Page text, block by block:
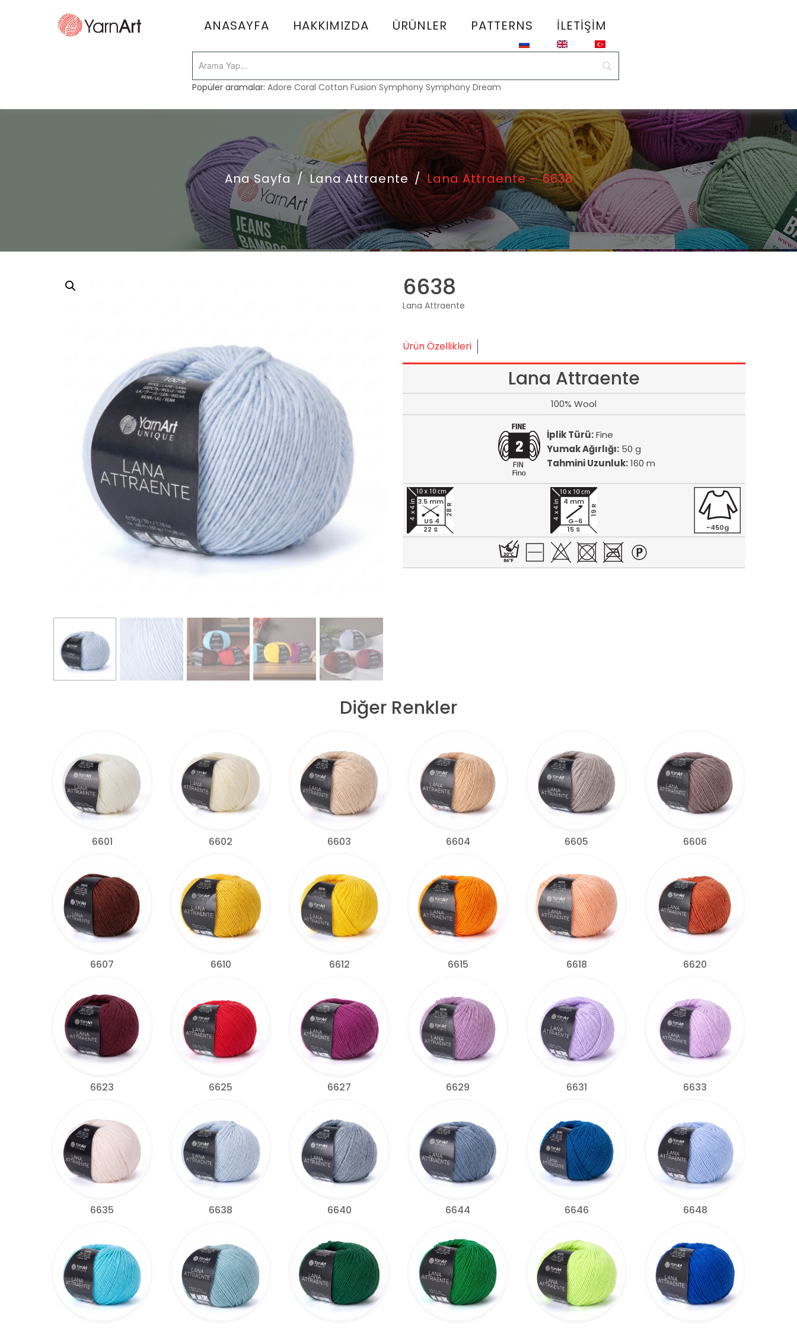
ANASAYFA HAKKIMIZDA ÜRÜNLER PATTERNS İLETIŞIM
Popüler aramalar:Adore Coral Cotton Fusion Symphony Symphony Dream
Ana Sayfa / Lana Attraente / Lana Attraente – 6638
6638
Lana Attraente
Ürün Özellikleri
Lana Attraente
100% Wool
İplik Türü:Fine
Yumak Ağırlığı: 50 g
Tahmini Uzunluk:160 m
22 S
28 R
3.5 mm
US 4
15 S
19 R
4 mm
G-6
~450g
Diğer Renkler
6601 6602 6603 6604 6605 6606
6607 6610 6612 6615 6618 6620
6623 6625 6627 6629 6631 6633
6635 6638 6640 6644 6646 6648